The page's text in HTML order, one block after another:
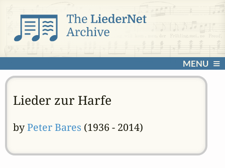
MENU
Lieder zur Harfe
byPeter Bares (1936 - 2014)